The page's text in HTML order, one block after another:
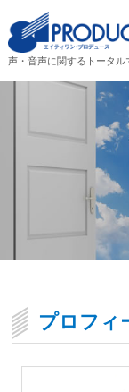
声・音声に関するトータル
プロフィ